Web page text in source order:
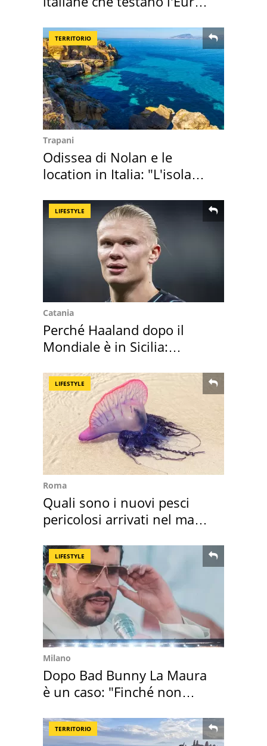
TERRITORIO
Trapani
Odissea di Nolan e le
location in Italia: "L'isola
LIFESTYLE
Catania
Perché Haaland dopo il
Mondiale è in Sicilia:
LIFESTYLE
Roma
Quali sono i nuovi pesci
pericolosi arrivati nel mar
LIFESTYLE
Milano
Dopo Bad Bunny La Maura
è un caso: "Finché non
TERRITORIO